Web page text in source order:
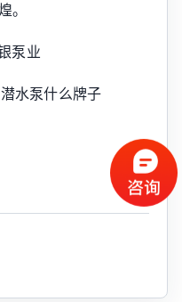
。
泵业
水泵什么牌子